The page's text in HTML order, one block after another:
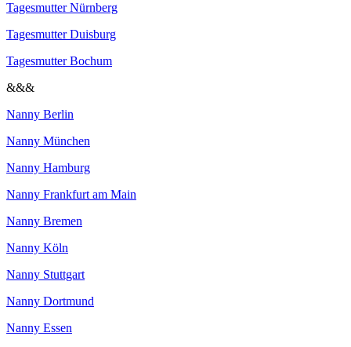
Tagesmutter Nürnberg
Tagesmutter Duisburg
Tagesmutter Bochum
&&&
Nanny Berlin
Nanny München
Nanny Hamburg
Nanny Frankfurt am Main
Nanny Bremen
Nanny Köln
Nanny Stuttgart
Nanny Dortmund
Nanny Essen